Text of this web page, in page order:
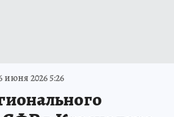
июня 2026 5:26